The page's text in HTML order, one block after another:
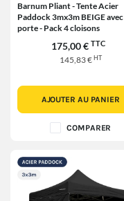
Barnum Pliant - Tente Acier
Paddock 3mx3m BEIGE avec
porte - Pack 4 cloisons
175,00 € TTC
145,83 €HT
AJOUTER AU PANIER
COMPARER